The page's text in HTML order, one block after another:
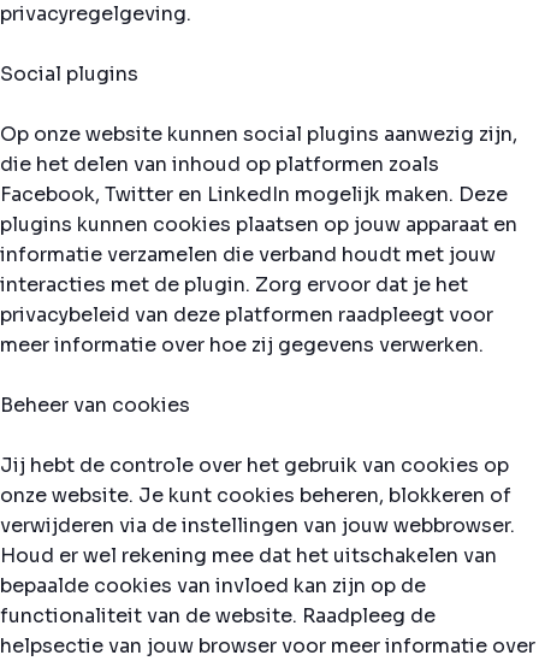
privacyregelgeving.
Social plugins
Op onze website kunnen social plugins aanwezig zijn,
die het delen van inhoud op platformen zoals
Facebook, Twitter en LinkedIn mogelijk maken. Deze
plugins kunnen cookies plaatsen op jouw apparaat en
informatie verzamelen die verband houdt met jouw
interacties met de plugin. Zorg ervoor dat je het
privacybeleid van deze platformen raadpleegt voor
meer informatie over hoe zij gegevens verwerken.
Beheer van cookies
Jij hebt de controle over het gebruik van cookies op
onze website. Je kunt cookies beheren, blokkeren of
verwijderen via de instellingen van jouw webbrowser.
Houd er wel rekening mee dat het uitschakelen van
bepaalde cookies van invloed kan zijn op de
functionaliteit van de website. Raadpleeg de
helpsectie van jouw browser voor meer informatie over